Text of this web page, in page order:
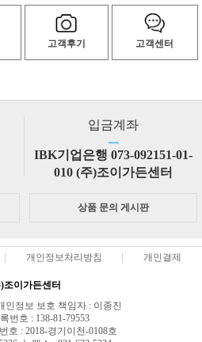
고객후기 고객센터
입금계좌
ㅡ
IBK기업은행 073-092151-01-
010 (주)조이가든센터
상품 문의 게시판
개인정보처리방침 개인결제
조이가든센터
인정보 보호 책임자 : 이종진
번호 : 138-81-79553
호 : 2018-경기이천-0108호